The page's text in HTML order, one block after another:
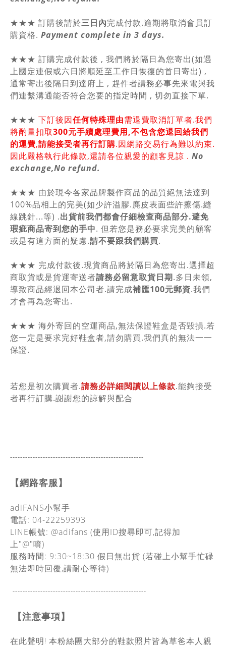
★★★ 訂購後請於三日內完成付款.逾期將取消會員訂
購資格. Payment complete in 3 days.
★★★ 訂購完成付款後 , 我們將於隔日為您寄出(如遇
上國定連假或六日將順延至工作日恢復的首日寄出) ,
通常寄出後隔日到達府上 , 趕件者請務必事先來電與我
們連繫溝通能否符合您要的指定時間 , 切勿直接下單.
★★★ 下訂後因任何特殊理由需退費取消訂單者.我們
將酌量扣取300元手續處理費用,不包含您退回給我們
的運費,請能接受者再行訂購.因網路交易行為難以約束.
因此嚴格執行此條款,還請各位親愛的顧客見諒 . No
exchange,No refund.
★★★ 由於現今各家品牌製作商品的品質絕無法達到
100%品相上的完美(如少許溢膠.麂皮表面些許擦傷.縫
線跳針...等) .出貨前我們都會仔細檢查商品部分.避免
瑕疵商品寄到您的手中. 但若您是務必要求完美的顧客
或是有這方面的疑慮.請不要跟我們購買.
★★★ 完成付款後.現貨商品將於隔日為您寄出.選擇超
商取貨或是貨運寄送者請務必留意取貨日期.多日未領,
導致商品經退回本公司者.請完成補匯100元郵資.我們
才會再為您寄出.
★★★ 海外寄回的空運商品,無法保證鞋盒是否毀損.若
您一定是要求完好鞋盒者,請勿購買.我們真的無法一一
保證.
若您是初次購買者.請務必詳細閱讀以上條款.能夠接受
者再行訂購.謝謝您的諒解與配合
-----------------------------------------------------
【網路客服】
adiFANS小幫手
電話: 04-22259393
LINE帳號: @adifans (使用ID搜尋即可,記得加
上"@"唷)
服務時間: 9:30~18:30 假日無出貨 (若碰上小幫手忙碌
無法即時回覆,請耐心等待)
-----------------------------------------------------
【注意事項】
在此聲明! 本粉絲團大部分的鞋款照片皆為草爸本人親